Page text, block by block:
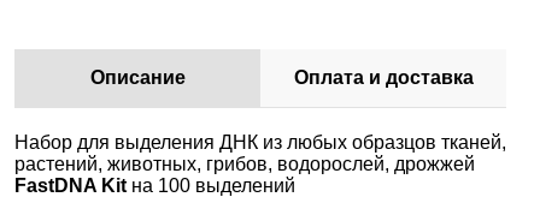
Описание Оплата и доставка
Набор для выделения ДНК из любых образцов тканей,
растений, животных, грибов, водорослей, дрожжей
FastDNA Kit на 100 выделений